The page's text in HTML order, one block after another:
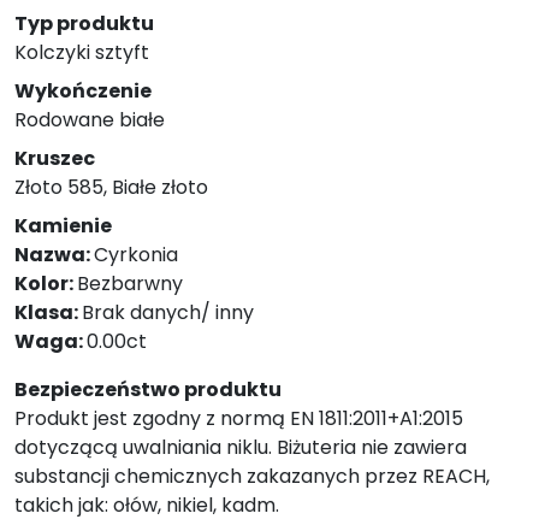
Typ produktu
Kolczyki sztyft
Wykończenie
Rodowane białe
Kruszec
Złoto 585, Białe złoto
Kamienie
Nazwa:Cyrkonia
Kolor:Bezbarwny
Klasa:Brak danych/ inny
Waga:0.00ct
Bezpieczeństwo produktu
Produkt jest zgodny z normą EN 1811:2011+A1:2015
dotyczącą uwalniania niklu. Biżuteria nie zawiera
substancji chemicznych zakazanych przez REACH,
takich jak: ołów, nikiel, kadm.